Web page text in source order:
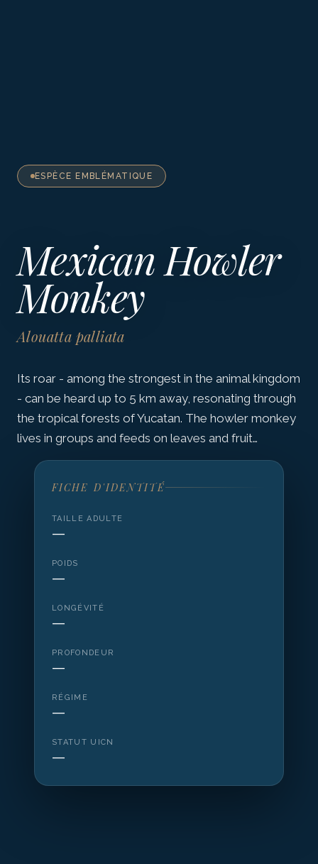
ESPÈCE EMBLÉMATIQUE
Mexican Howler
Monkey
Alouatta palliata
Its roar - among the strongest in the animal kingdom
- can be heard up to 5 km away, resonating through
the tropical forests of Yucatan. The howler monkey
lives in groups and feeds on leaves and fruit…
FICHE D'IDENTITÉ
TAILLE ADULTE
—
POIDS
—
LONGÉVITÉ
—
PROFONDEUR
—
RÉGIME
—
STATUT UICN
—